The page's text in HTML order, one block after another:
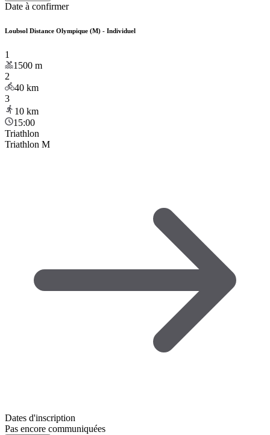
Date à confirmer
Loubsol Distance Olympique (M) - Individuel
1
1500 m
2
40 km
3
10 km
15:00
Triathlon
Triathlon M
Dates d'inscription
Pas encore communiquées